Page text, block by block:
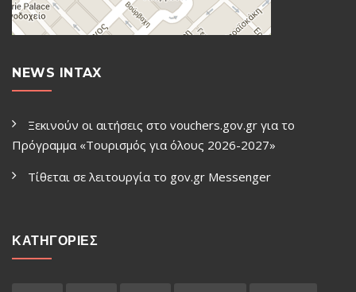
NEWS INTAX
Ξεκινούν οι αιτήσεις στο vouchers.gov.gr για το
Πρόγραμμα «Τουρισμός για όλους 2026-2027»
Τίθεται σε λειτουργία το gov.gr Μessenger
ΚΑΤΗΓΟΡΙΕΣ